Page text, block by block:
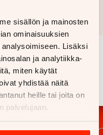
sisällön ja mainosten
ominaisuuksien
Lisäksi
ja analytiikka-
miten käytät
yhdistää näitä
heille tai joita on
palvelujaan.
ja edellyttää hyväksytyn